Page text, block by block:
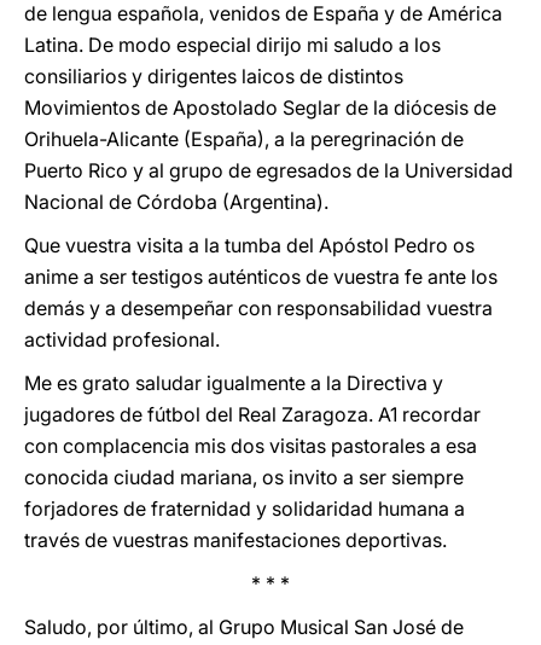
de lengua española, venidos de España y de América
Latina. De modo especial dirijo mi saludo a los
consiliarios y dirigentes laicos de distintos
Movimientos de Apostolado Seglar de la diócesis de
Orihuela-Alicante (España), a la peregrinación de
Puerto Rico y al grupo de egresados de la Universidad
Nacional de Córdoba (Argentina).
Que vuestra visita a la tumba del Apóstol Pedro os
anime a ser testigos auténticos de vuestra fe ante los
demás y a desempeñar con responsabilidad vuestra
actividad profesional.
Me es grato saludar igualmente a la Directiva y
jugadores de fútbol del Real Zaragoza. A1 recordar
con complacencia mis dos visitas pastorales a esa
conocida ciudad mariana, os invito a ser siempre
forjadores de fraternidad y solidaridad humana a
través de vuestras manifestaciones deportivas.
* * *
Saludo, por último, al Grupo Musical San José de